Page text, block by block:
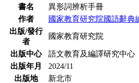
書名
異形詞辨析手冊
作者
國家教育研究院國語辭典
出版/發行
者
國家教育研究院
出版中心
語文教育及編譯研究中心
出版年月
2024/11
出版地
新北市